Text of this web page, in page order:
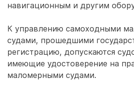
навигационным и другим
К управлению самоходными
судами, прошедшими
регистрацию, допускаются
имеющие удостоверение на
маломерными судами.